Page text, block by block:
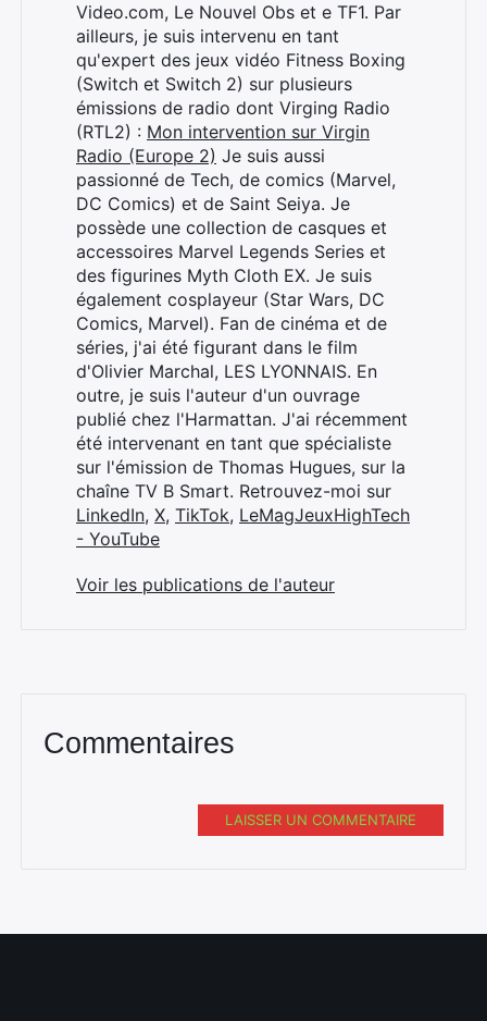
Video.com, Le Nouvel Obs et e TF1. Par
ailleurs, je suis intervenu en tant
qu'expert des jeux vidéo Fitness Boxing
(Switch et Switch 2) sur plusieurs
émissions de radio dont Virging Radio
(RTL2) : Mon intervention sur Virgin
Radio (Europe 2) Je suis aussi
passionné de Tech, de comics (Marvel,
DC Comics) et de Saint Seiya. Je
possède une collection de casques et
accessoires Marvel Legends Series et
des figurines Myth Cloth EX. Je suis
également cosplayeur (Star Wars, DC
Comics, Marvel). Fan de cinéma et de
séries, j'ai été figurant dans le film
d'Olivier Marchal, LES LYONNAIS. En
outre, je suis l'auteur d'un ouvrage
publié chez l'Harmattan. J'ai récemment
été intervenant en tant que spécialiste
sur l'émission de Thomas Hugues, sur la
chaîne TV B Smart. Retrouvez-moi sur
LinkedIn, X, TikTok, LeMagJeuxHighTech
- YouTube
Voir les publications de l'auteur
Commentaires
LAISSER UN COMMENTAIRE